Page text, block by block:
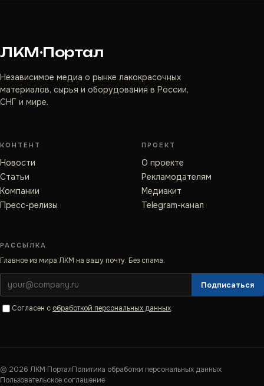
ЛКМ·Портал
Независимое медиа о рынке лакокрасочных
материалов, сырья и оборудования в России,
СНГ и мире.
КОНТЕНТ
Новости
Статьи
Компании
Пресс-релизы
ПРОЕКТ
О проекте
Рекламодателям
Медиакит
Telegram-канал
РАССЫЛКА
Главное из мира ЛКМ на вашу почту. Без спама.
Подписаться
Согласен с обработкой персональных данных.
© 2026 ЛКМ·ПорталПолитика обработки персональных данных
Пользовательское соглашение